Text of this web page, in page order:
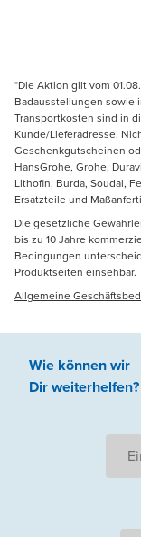
*Die Aktion gilt vom
Badausstellungen sowie
Transportkosten sind in
Kunde/Lieferadresse.
Geschenkgutscheinen
HansGrohe, Grohe,
Lithofin, Burda, Soudal,
Ersatzteile und
Die gesetzliche
bis zu 10 Jahre
Bedingungen
Produktseiten einsehbar.
Allgemeine
Wie können wir
Dir weiterhelfen?